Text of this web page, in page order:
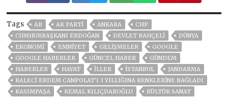
Tags AB AK PARTİ ANKARA
CHP
CUMHURBAŞKANI ERDOĞAN
DEVLET BAHÇELİ
DÜNYA
EKONOMİ
EMNİYET GELIŞMELER
GOOGLE
GOOGLE HABERLER
GÜNCEL HABER
GÜNDEM
HABERLER
HAYAT İLLER ISTANBUL
JANDARMA
KALECI ERDEM CANPOLAT'I 3 YILLIĞINA RENKLERINE BAĞLADI
KASIMPAŞA
KEMAL KILIÇDAROĞLU
KÜLTÜR SANAT